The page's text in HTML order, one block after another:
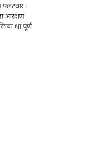
पलटवार :
आरक्षण
था पूर्ण